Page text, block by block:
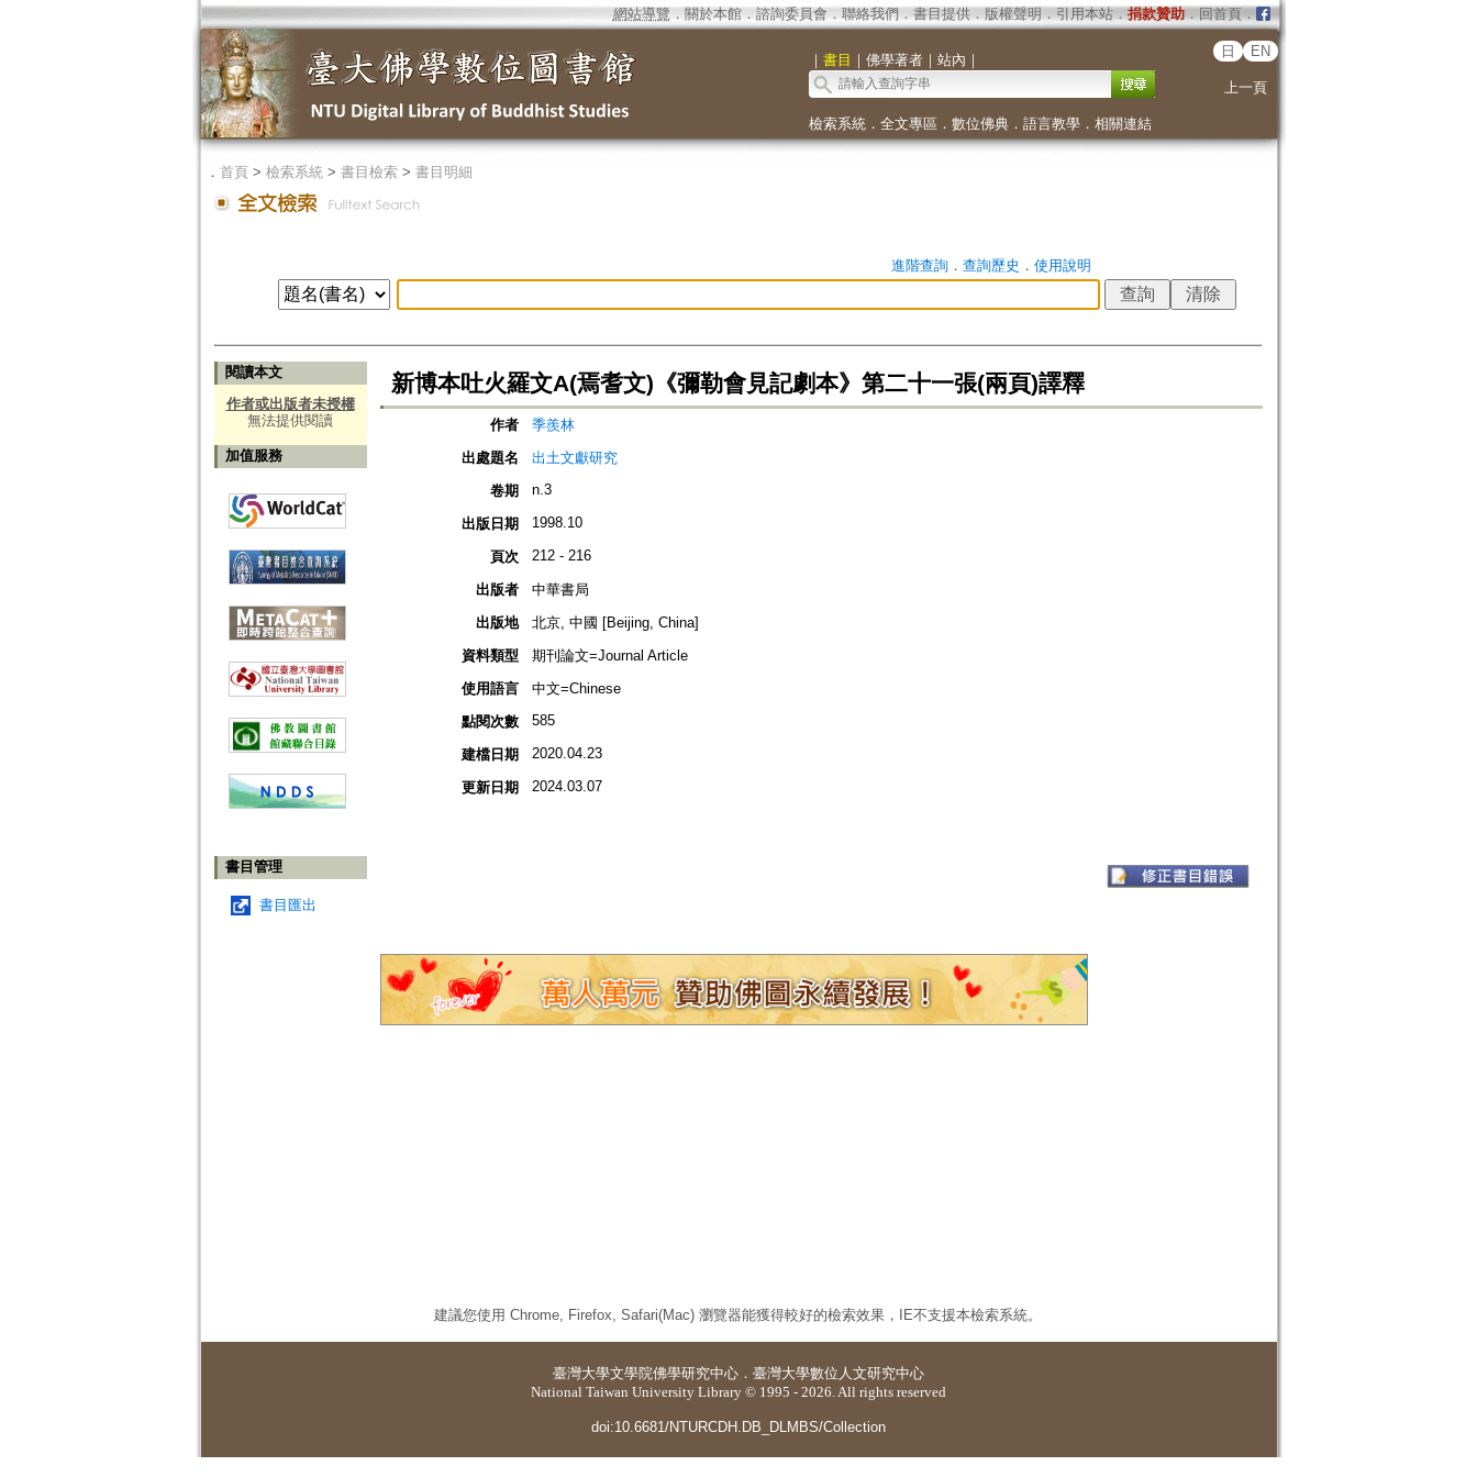
網站導覽 ． 關於本館． 諮詢委員會． 聯絡我們 ． 書目提供． 版權聲明 ． 引用本站． 捐款贊助．回首頁．
｜ 書目 ｜ 佛學著者｜ 站內 ｜
日 EN
上一頁
檢索系統． 全文專區 ． 數位佛典． 語言教學． 相關連結
． 首頁> 檢索系統> 書目檢索> 書目明細
進階查詢． 查詢歷史 ． 使用說明
閱讀本文
作者或出版者未授權
無法提供閱讀
加值服務
書目管理
書目匯出
新博本吐火羅文A(焉耆文)《彌勒會見記劇本》第二十一張(兩頁)譯釋
作者
季羨林
出處題名
出土文獻研究
卷期
n.3
出版日期 1998.10
頁次 212 - 216
出版者
中華書局
出版地
北京, 中國 [Beijing, China]
資料類型
期刊論文=Journal Article
使用語言
中文=Chinese
點閱次數
585
建檔日期 2020.04.23
更新日期 2024.03.07
建議您使用 Chrome, Firefox, Safari(Mac) 瀏覽器能獲得較好的檢索效果，IE不支援本檢索系統。
臺灣大學文學院佛學研究中心 ． 臺灣大學數位人文研究中心
National Taiwan University Library © 1995 - 2026. All rights reserved
doi:10.6681/NTURCDH.DB_DLMBS/Collection